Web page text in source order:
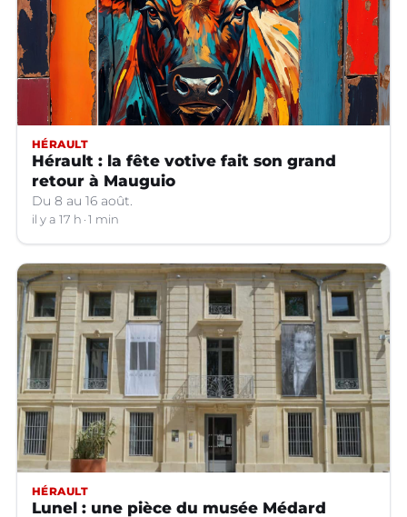
HÉRAULT
Hérault : la fête votive fait son grand
retour à Mauguio
Du 8 au 16 août.
il y a 17 h 1 min
HÉRAULT
Lunel : une pièce du musée Médard